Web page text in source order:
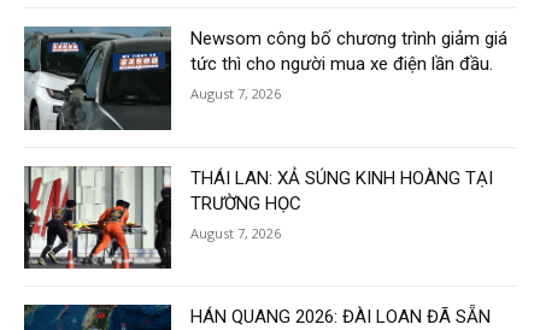
Newsom công bố chương trình giảm giá
tức thì cho người mua xe điện lần đầu.
August 7, 2026
THÁI LAN: XẢ SÚNG KINH HOÀNG TẠI
TRƯỜNG HỌC
August 7, 2026
HÁN QUANG 2026: ĐÀI LOAN ĐÃ SẴN